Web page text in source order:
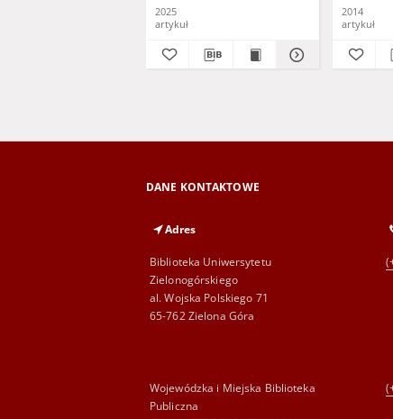
2025
artykuł
2014
artykuł
DANE KONTAKTOWE
Adres
Biblioteka Uniwersytetu
Zielonogórskiego
al. Wojska Polskiego 71
65-762 Zielona Góra
Wojewódzka i Miejska Biblioteka
Publiczna